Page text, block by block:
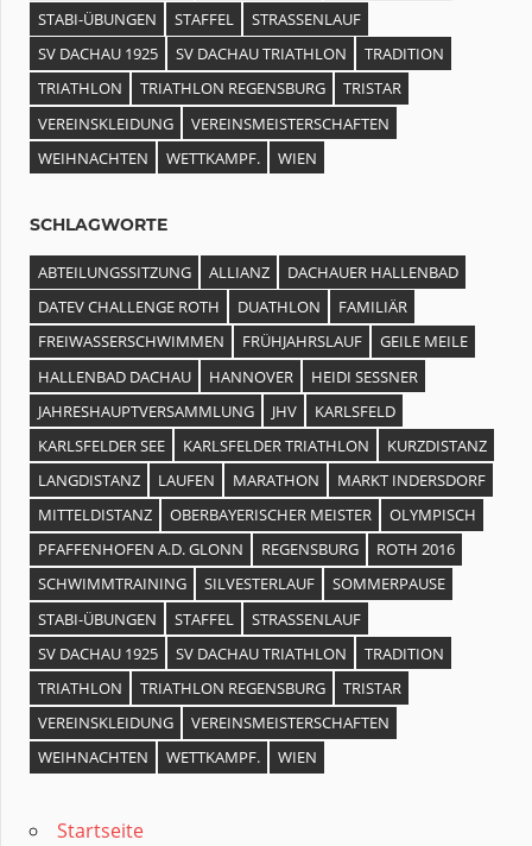
STABI-ÜBUNGEN
STAFFEL
STRASSENLAUF
SV DACHAU 1925
SV DACHAU TRIATHLON
TRADITION
TRIATHLON
TRIATHLON REGENSBURG
TRISTAR
VEREINSKLEIDUNG
VEREINSMEISTERSCHAFTEN
WEIHNACHTEN
WETTKAMPF. WIEN
SCHLAGWORTE
ABTEILUNGSSITZUNG ALLIANZ
DACHAUER HALLENBAD
DATEV CHALLENGE ROTH
DUATHLON
FAMILIÄR
FREIWASSERSCHWIMMEN
FRÜHJAHRSLAUF
GEILE MEILE
HALLENBAD DACHAU
HANNOVER
HEIDI SESSNER
JAHRESHAUPTVERSAMMLUNG
JHV
KARLSFELD
KARLSFELDER SEE
KARLSFELDER TRIATHLON
KURZDISTANZ
LANGDISTANZ
LAUFEN MARATHON
MARKT INDERSDORF
MITTELDISTANZ
OBERBAYERISCHER MEISTER
OLYMPISCH
PFAFFENHOFEN A.D. GLONN
REGENSBURG
ROTH 2016
SCHWIMMTRAINING
SILVESTERLAUF
SOMMERPAUSE
STABI-ÜBUNGEN
STAFFEL
STRASSENLAUF
SV DACHAU 1925
SV DACHAU TRIATHLON
TRADITION
TRIATHLON
TRIATHLON REGENSBURG
TRISTAR
VEREINSKLEIDUNG
VEREINSMEISTERSCHAFTEN
WEIHNACHTEN
WETTKAMPF. WIEN
Startseite